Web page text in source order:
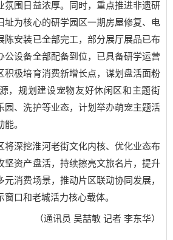
氛围日益浓厚。同时，重点推进非遗研
址为核心的研学园区一期房屋修复、电
陈安装已全部完工，部分展厅展品已布
公设备全部配备到位，已具备研学运营
积极培育消费新增长点，谋划盘活面粉
，规划建设宠物友好休闲区和主题街
园、洗护等业态，计划举办萌宠主题活
。
将深挖淮河老街文化内核、优化业态布
坚资产盘活，持续擦亮文旅名片，提升
消费场景，推动片区联动协同发展，
口和老城活力核心载体。
（通讯员 吴喆敏 记者 李东华）